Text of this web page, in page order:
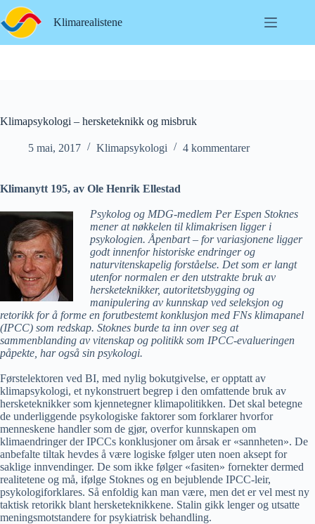
Hopp
til
innholdet
Klimarealistene
Klimapsykologi – hersketeknikk og misbruk
5 mai, 2017 Klimapsykologi 4 kommentarer
Klimanytt 195, av Ole Henrik Ellestad
Psykolog og MDG-medlem Per Espen Stoknes
mener at nøkkelen til klimakrisen ligger i
psykologien. Åpenbart – for variasjonene ligger
godt innenfor historiske endringer og
naturvitenskapelig forståelse. Det som er langt
utenfor normalen er den utstrakte bruk av
hersketeknikker, autoritetsbygging og
manipulering av kunnskap ved seleksjon og
retorikk for å forme en forutbestemt konklusjon med FNs klimapanel
(IPCC) som redskap. Stoknes burde ta inn over seg at
sammenblanding av vitenskap og politikk som IPCC-evalueringen
påpekte, har også sin psykologi.
Førstelektoren ved BI, med nylig bokutgivelse, er opptatt av
klimapsykologi, et nykonstruert begrep i den omfattende bruk av
hersketeknikker som kjennetegner klimapolitikken. Det skal betegne
de underliggende psykologiske faktorer som forklarer hvorfor
menneskene handler som de gjør, overfor kunnskapen om
klimaendringer der IPCCs konklusjoner om årsak er «sannheten». De
anbefalte tiltak hevdes å være logiske følger uten noen aksept for
saklige innvendinger. De som ikke følger «fasiten» fornekter dermed
realitetene og må, ifølge Stoknes og en bejublende IPCC-leir,
psykologiforklares. Så enfoldig kan man være, men det er vel mest ny
taktisk retorikk blant hersketeknikkene. Stalin gikk lenger og utsatte
meningsmotstandere for psykiatrisk behandling.